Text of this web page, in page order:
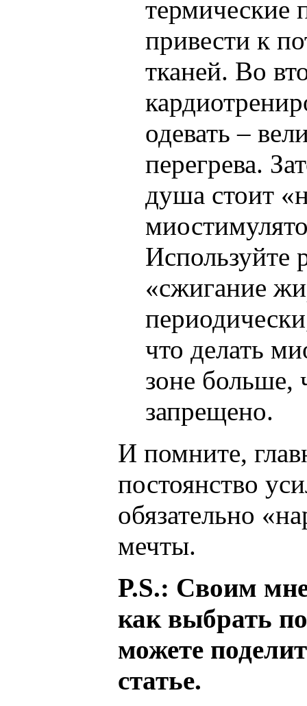
термические
привести к
тканей. Во
одевать –
перегрева.
душа стоит
Используйте
«сжигание
что делать
зоне больше,
запрещено.
И помните,
постоянство
обязательно
мечты.
P.S.: Своим
как выбрать
можете
статье.